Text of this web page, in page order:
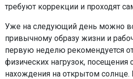
требуют коррекции и проходят
Уже на следующий день можно
привычному образу жизни и
первую неделю рекомендуется
физических нагрузок, посещения
нахождения на открытом